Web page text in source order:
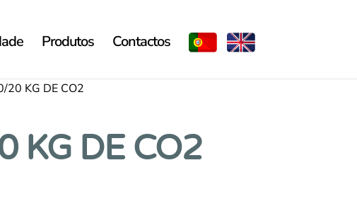
Produtos Contactos
20 KG DE CO2
KG DE CO2